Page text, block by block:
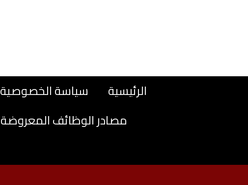
الرئيسية سياسة الخصوصية
مصادر الوظائف المعروضة